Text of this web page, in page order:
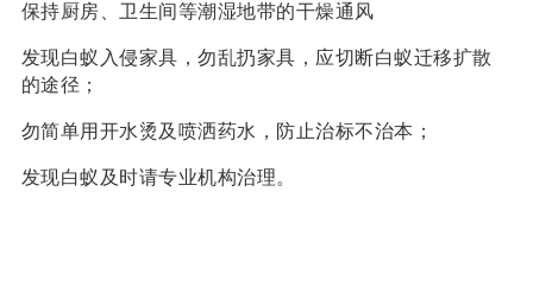
保持厨房、卫生间等潮湿地带的干燥通风
发现白蚁入侵家具，勿乱扔家具，应切断白蚁迁移扩散
的途径；
勿简单用开水烫及喷洒药水，防止治标不治本；
​发现白蚁及时请专业机构治理。